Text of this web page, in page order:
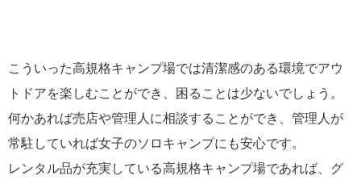
こういった高規格キャンプ場では清潔感のある環境でアウ
トドアを楽しむことができ、困ることは少ないでしょう。
何かあれば売店や管理人に相談することができ、管理人が
常駐していれば女子のソロキャンプにも安心です。
レンタル品が充実している高規格キャンプ場であれば、グ